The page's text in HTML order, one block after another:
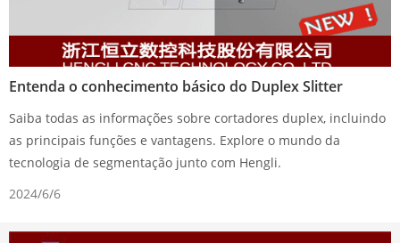
Entenda o conhecimento básico do Duplex Slitter
Saiba todas as informações sobre cortadores duplex, incluindo
as principais funções e vantagens. Explore o mundo da
tecnologia de segmentação junto com Hengli.
2024/6/6